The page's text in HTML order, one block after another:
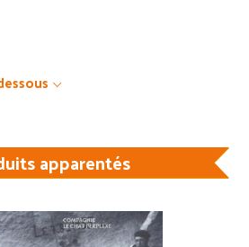
apparentés